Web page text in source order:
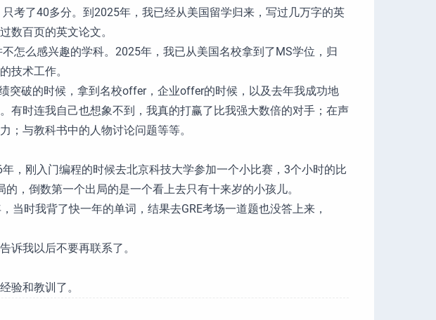
考了40多分。到2025年，我已经从美国留学归来，写过几万字的英
数百页的英文论文。
怎么感兴趣的学科。2025年，我已从美国名校拿到了MS学位，归
技术工作。
突破的时候，拿到名校offer，企业offer的时候，以及去年我成功地
有时连我自己也想象不到，我真的打赢了比我强大数倍的对手；在声
；与教科书中的人物讨论问题等等。
，刚入门编程的时候去北京科技大学参加一个小比赛，3个小时的比
，倒数第一个出局的是一个看上去只有十来岁的小孩儿。
当时我背了快一年的单词，结果去GRE考场一道题也没答上来，
诉我以后不要再联系了。
验和教训了。